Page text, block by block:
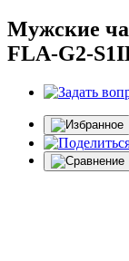
Мужские
FLA-G2-